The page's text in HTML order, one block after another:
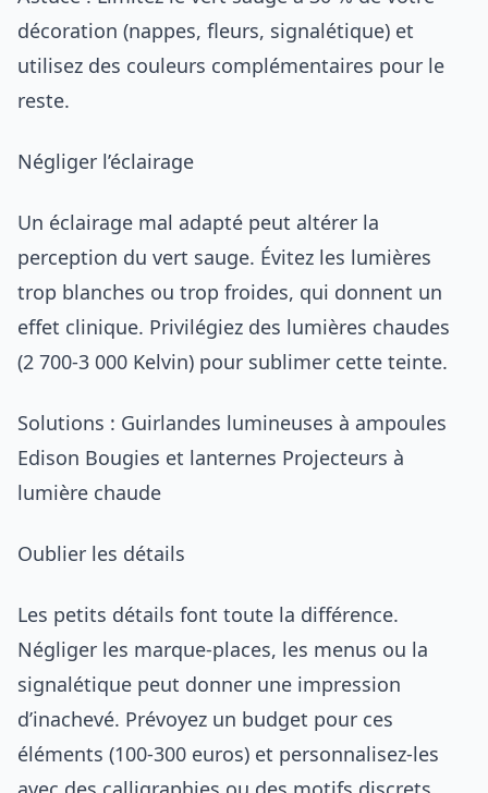
décoration (nappes, fleurs, signalétique) et
utilisez des couleurs complémentaires pour le
reste.
Négliger l’éclairage
Un éclairage mal adapté peut altérer la
perception du vert sauge. Évitez les lumières
trop blanches ou trop froides, qui donnent un
effet clinique. Privilégiez des lumières chaudes
(2 700-3 000 Kelvin) pour sublimer cette teinte.
Solutions : Guirlandes lumineuses à ampoules
Edison Bougies et lanternes Projecteurs à
lumière chaude
Oublier les détails
Les petits détails font toute la différence.
Négliger les marque-places, les menus ou la
signalétique peut donner une impression
d’inachevé. Prévoyez un budget pour ces
éléments (100-300 euros) et personnalisez-les